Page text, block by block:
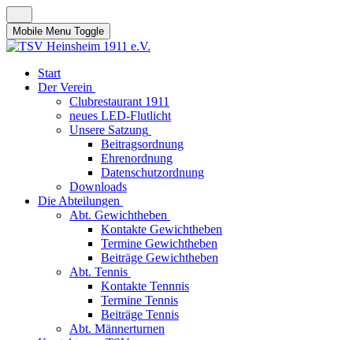
Mobile Menu Toggle
Start
Der Verein
Clubrestaurant 1911
neues LED-Flutlicht
Unsere Satzung
Beitragsordnung
Ehrenordnung
Datenschutzordnung
Downloads
Die Abteilungen
Abt. Gewichtheben
Kontakte Gewichtheben
Termine Gewichtheben
Beiträge Gewichtheben
Abt. Tennis
Kontakte Tennnis
Termine Tennis
Beiträge Tennis
Abt. Männerturnen